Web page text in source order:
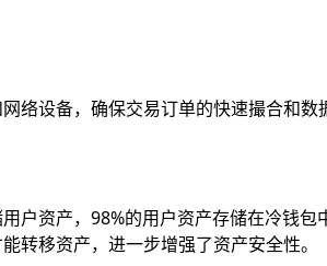
络设备，确保交易订单的快速撮合和数
户资产，98%的用户资产存储在冷钱包
转移资产，进一步增强了资产安全性。